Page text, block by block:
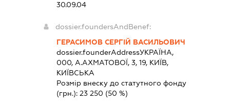
30.09.04
dossier.foundersAndBenef:
ГЕРАСИМОВ СЕРГІЙ ВАСИЛЬОВИЧ
dossier.founderAddressУКРАЇНА,
000, А.АХМАТОВОЇ, 3, 19, КИЇВ,
КИЇВСЬКА
Розмір внеску до статутного фонду
(грн.):23 250 (50 %)